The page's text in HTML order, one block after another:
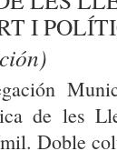
I
de les
Doble